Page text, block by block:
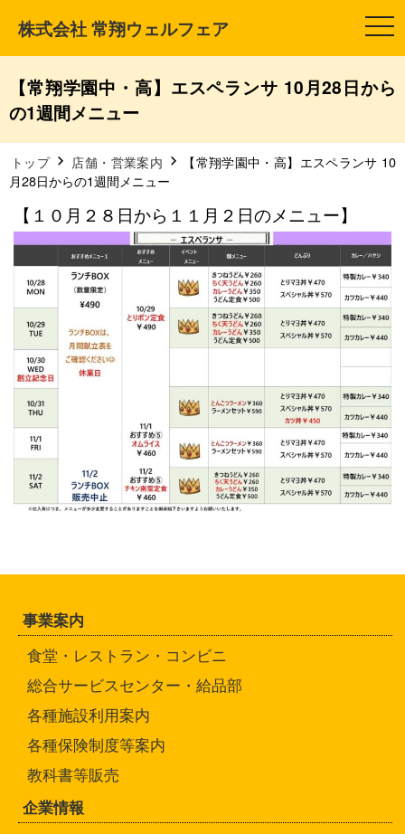
株式会社 常翔ウェルフェア
t
o
e
i
g
a
【常翔学園中・高】エスペランサ 10月28日から
の1週間メニュー
トップ 店舗・営業案内
【常翔学園中・高】エスペランサ 10
月28日からの1週間メニュー
【１０月２８日から１１月２日のメニュー】
事業案内
食堂・レストラン・コンビニ
総合サービスセンター・給品部
各種施設利用案内
各種保険制度等案内
教科書等販売
企業情報